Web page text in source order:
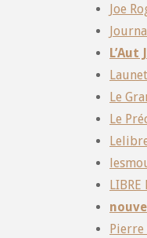
Joe
L’Aut
Le
Le
LIBRE